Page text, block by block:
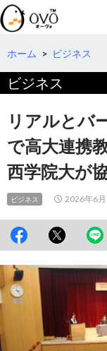
検
索
コ
テ
へ
ホーム > ビジネス
ビジネス
リアルとバ
で高大連携
西学院大が
ビジネス 2026年6月